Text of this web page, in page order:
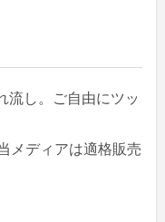
流し。ご自由にツッ
メディアは適格販売